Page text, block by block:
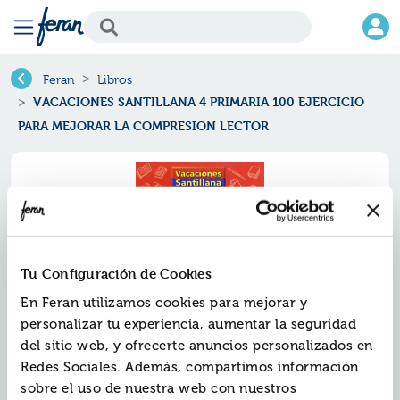
Tu Configuración de Cookies
En Feran utilizamos cookies para mejorar y
personalizar tu experiencia, aumentar la seguridad
del sitio web, y ofrecerte anuncios personalizados en
Redes Sociales. Además, compartimos información
sobre el uso de nuestra web con nuestros
Feran Libros
VACACIONES SANTILLANA 4 PRIMARIA 100 EJERCICIO
PARA MEJORAR LA COMPRESION LECTOR
Vacaciones santillana 4 primaria